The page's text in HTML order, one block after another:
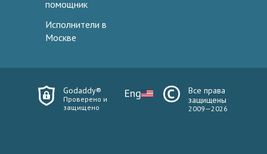
помощник
Исполнители в
Москве
Godaddy®
Проверено и
защищено
Eng
Все права
защищены
2009—2026